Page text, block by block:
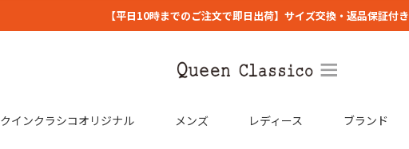
【平日10時までのご注文で即日出荷】サイズ交換・返品保証付き
クインクラシコオリジナル メンズ レディース ブランド